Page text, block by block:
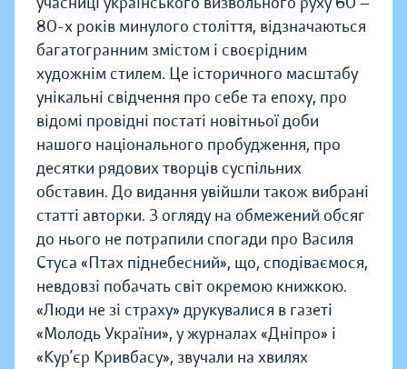
80-х років минулого століття, відзначаються
багатогранним змістом і своєрідним
художнім стилем. Це історичного масштабу
унікальні свідчення про себе та епоху, про
відомі провід­ні постаті новітньої доби
нашого національного пробудження, про
десятки рядових творців суспільних
обставин. До видання увійшли також вибрані
статті авторки. З огляду на обмежений обсяг
до нього не потрапили спогади про Василя
Стуса «Птах піднебесний», що, сподіваємося,
невдо­взі побачать світ окремою книжкою.
«Люди не зі страху» друкувалися в газеті
«Молодь України», у журналах «Дніпро» і
«Кур’єр Кривбасу», звучали на хвилях